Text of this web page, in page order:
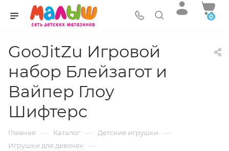
0
GooJitZu Игровой
набор Блейзагот и
Вайпер Глоу
Шифтерс
Главная — Каталог — Детские игрушки —
Игрушки для девочек —